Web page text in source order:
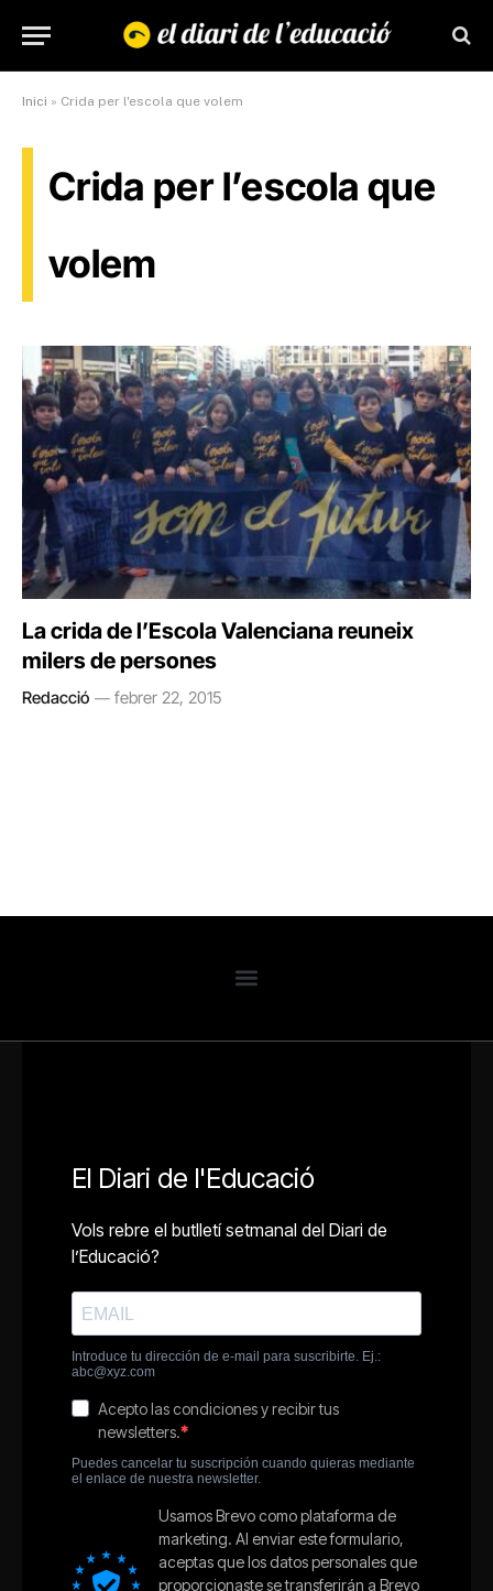
Inici » Crida per l'escola que volem
Crida per l’escola que
volem
La crida de l’Escola Valenciana reuneix
milers de persones
Redacció febrer 22, 2015